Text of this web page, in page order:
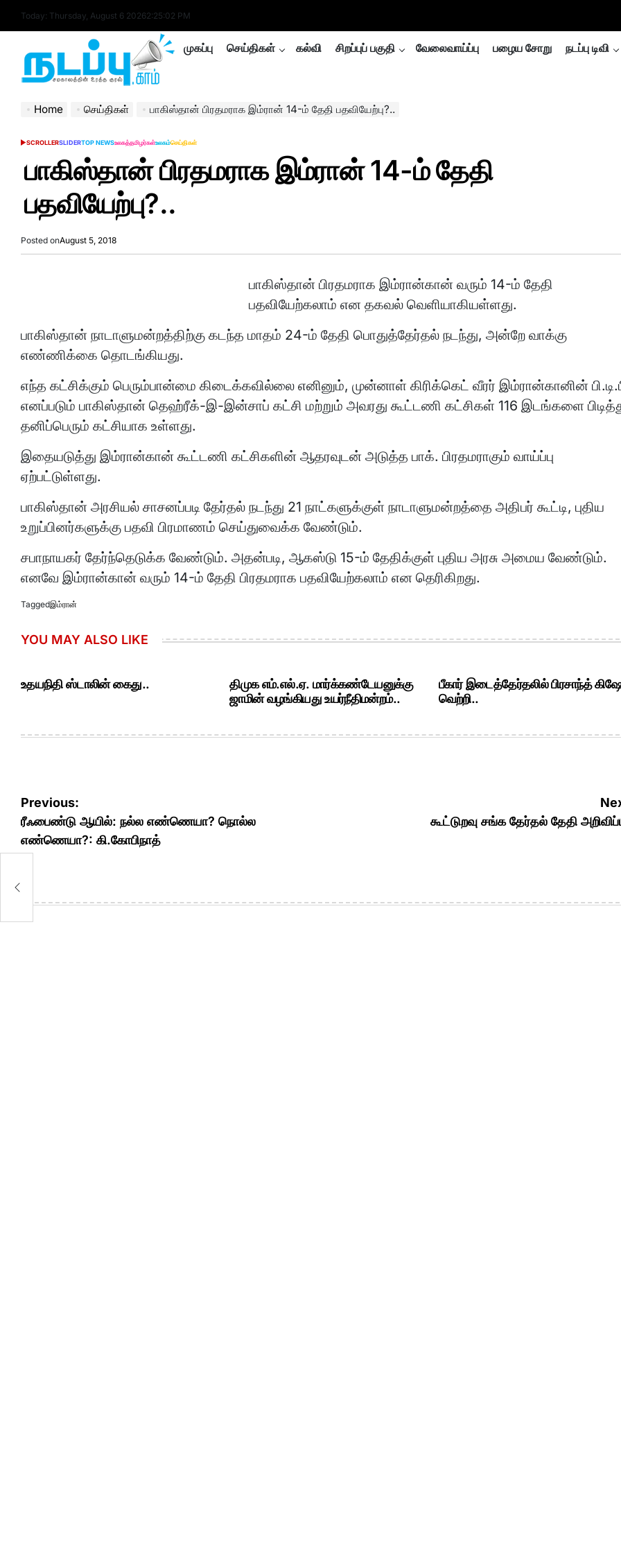
Today: Thursday, August 6 20262:25:02 PM
nadappu.com
முகப்பு செய்திகள் கல்வி சிறப்புப் பகுதி வேலைவாய்ப்பு பழைய சோறு நடப்பு டிவி
Home செய்திகள் பாகிஸ்தான் பிரதமராக இம்ரான் 14-ம் தேதி பதவியேற்பு?..
POSTED
SCROLLERSLIDERTOP NEWSஉலகத்தமிழர்கள்உலகம்செய்திகள்
பாகிஸ்தான் பிரதமராக இம்ரான் 14-ம் தேதி
பதவியேற்பு?..
Posted onAugust 5, 2018
பாகிஸ்தான் பிரதமராக இம்ரான்கான் வரும் 14-ம் தேதி
பதவியேற்கலாம் என தகவல் வெளியாகியள்ளது.
பாகிஸ்தான் நாடாளுமன்றத்திற்கு கடந்த மாதம் 24-ம் தேதி பொதுத்தேர்தல் நடந்து, அன்றே வாக்கு
எண்ணிக்கை தொடங்கியது.
எந்த கட்சிக்கும் பெரும்பான்மை கிடைக்கவில்லை எனினும், முன்னாள் கிரிக்கெட் வீரர் இம்ரான்கானின்
எனப்படும் பாகிஸ்தான் தெஹ்ரீக்-இ-இன்சாப் கட்சி மற்றும் அவரது கூட்டணி கட்சிகள் 116 இடங்களை
தனிப்பெரும் கட்சியாக உள்ளது.
இதையடுத்து இம்ரான்கான் கூட்டணி கட்சிகளின் ஆதரவுடன் அடுத்த பாக். பிரதமராகும் வாய்ப்பு
ஏற்பட்டுள்ளது.
பாகிஸ்தான் அரசியல் சாசனப்படி தேர்தல் நடந்து 21 நாட்களுக்குள் நாடாளுமன்றத்தை அதிபர் கூட்டி, புதிய
உறுப்பினர்களுக்கு பதவி பிரமாணம் செய்துவைக்க வேண்டும்.
சபாநாயகர் தேர்ந்தெடுக்க வேண்டும். அதன்படி, ஆகஸ்டு 15-ம் தேதிக்குள் புதிய அரசு அமைய வேண்டும்.
எனவே இம்ரான்கான் வரும் 14-ம் தேதி பிரதமராக பதவியேற்கலாம் என தெரிகிறது.
Taggedஇம்ரான்
YOU MAY ALSO LIKE
உதயநிதி ஸ்டாலின் கைது..
திமுக எம்.எல்.ஏ. மார்க்கண்டேயனுக்கு
ஜாமின் வழங்கியது உயர்நீதிமன்றம்..
பீகார் இடைத்தேர்தலில் பிரசாந்த்
வெற்றி..
Post
navigation
Previous:
ரீஃபைண்டு ஆயில்: நல்ல எண்ணெயா? நொல்ல
எண்ணெயா?: கி.கோபிநாத்
கூட்டுறவு சங்க தேர்தல் தேதி